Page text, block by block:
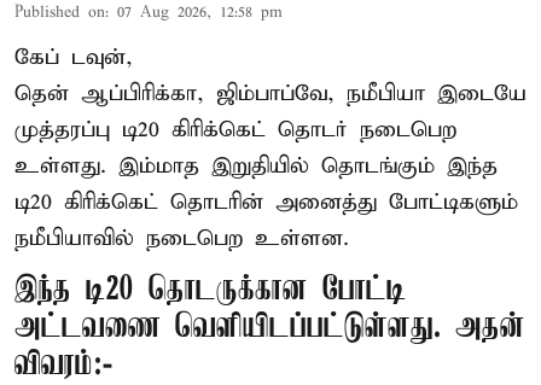
Published on: 07 Aug 2026, 12:58 pm
கேப் டவுன்,
தென் ஆப்பிரிக்கா, ஜிம்பாப்வே, நமீபியா இடையே
முத்தரப்பு டி20 கிரிக்கெட் தொடர் நடைபெற
உள்ளது. இம்மாத இறுதியில் தொடங்கும் இந்த
டி20 கிரிக்கெட் தொடரின் அனைத்து போட்டிகளும்
நமீபியாவில் நடைபெற உள்ளன.
இந்த டி20 தொடருக்கான போட்டி
அட்டவணை வெளியிடப்பட்டுள்ளது. அதன்
விவரம்:-